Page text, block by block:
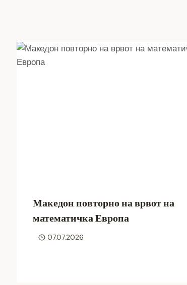
Македон повторно на врвот на
математичка Европа
07.07.2026